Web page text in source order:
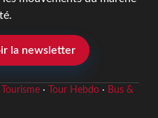
la newsletter
· Tour Hebdo· Bus &